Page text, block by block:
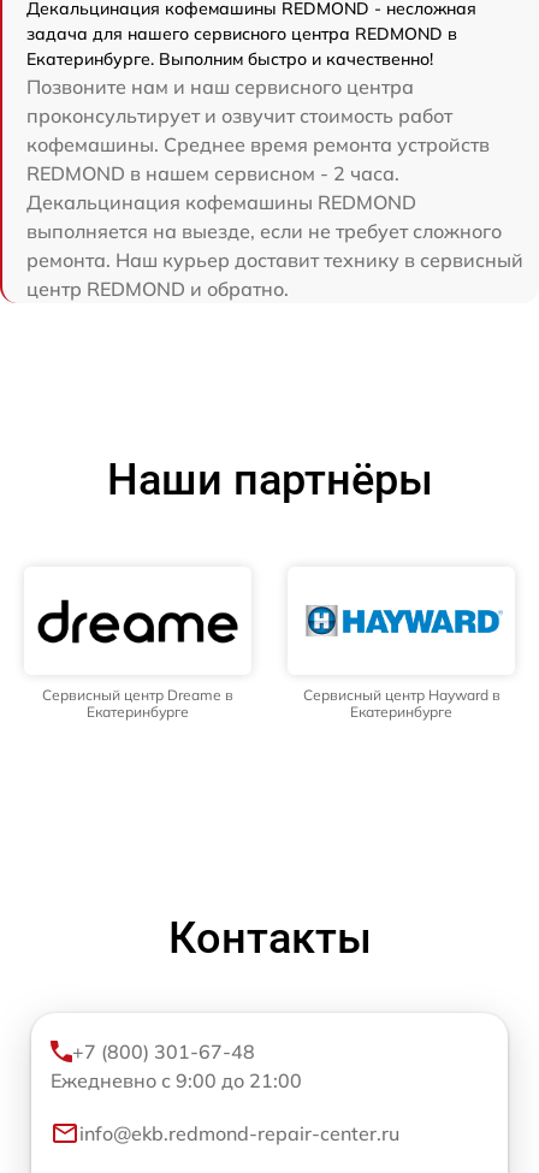
Декальцинация кофемашины REDMOND - несложная
задача для нашего сервисного центра REDMOND в
Екатеринбурге. Выполним быстро и качественно!
Позвоните нам и наш сервисного центра
проконсультирует и озвучит стоимость работ
кофемашины. Среднее время ремонта устройств
REDMOND в нашем сервисном - 2 часа.
Декальцинация кофемашины REDMOND
выполняется на выезде, если не требует сложного
ремонта. Наш курьер доставит технику в сервисный
центр REDMOND и обратно.
Наши партнёры
Сервисный центр Dreame в
Екатеринбурге
Сервисный центр Hayward в
Екатеринбурге
Контакты
+7 (800) 301-67-48
Ежедневно с 9:00 до 21:00
info@ekb.redmond-repair-center.ru